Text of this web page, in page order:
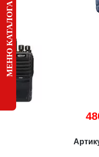
МЕНЮ КАТАЛОГА